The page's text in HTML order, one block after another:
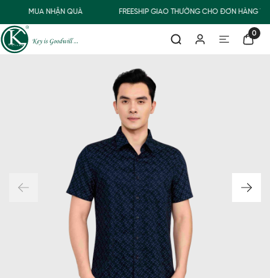
MUA NHẬN QUÀ FREESHIP GIAO THƯỜNG CHO ĐƠN HÀNG
0